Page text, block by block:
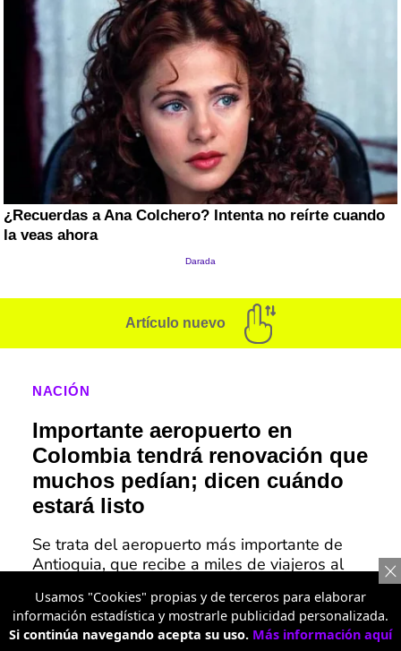
Artículo nuevo
NACIÓN
Importante aeropuerto en
Colombia tendrá renovación que
muchos pedían; dicen cuándo
estará listo
Se trata del aeropuerto más importante de
Antioquia, que recibe a miles de viajeros al
Alerta en aeropuertos de Colombia: revelan la lista de
Usamos "Cookies" propias y de terceros para elaborar
información estadística y mostrarle publicidad personalizada.
Si continúa navegando acepta su uso. Más información aquí